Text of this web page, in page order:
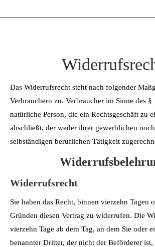
Das Widerrufsrecht steht nach folgender
Verbrauchern zu. Verbraucher im Sinne des §
natürliche Person, die ein Rechtsgeschäft zu
abschließt, der weder ihrer gewerblichen
selbständigen beruflichen Tätigkeit
Widerrufsrecht
Sie haben das Recht, binnen vierzehn Tagen
Gründen diesen Vertrag zu widerrufen. Die
vierzehn Tage ab dem Tag, an dem Sie oder
benannter Dritter, der nicht der Beförderer ist,